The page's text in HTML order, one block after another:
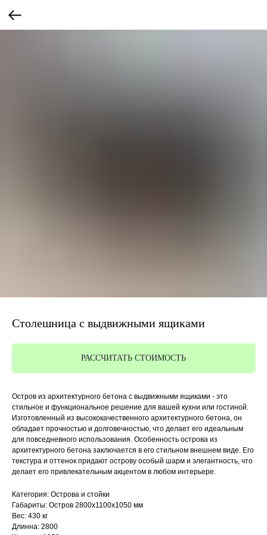
Столешница с выдвижными ящиками
РАССЧИТАТЬ СТОИМОСТЬ
Остров из архитектурного бетона с выдвижными ящиками - это
стильное и функциональное решение для вашей кухни или гостиной.
Изготовленный из высококачественного архитектурного бетона, он
обладает прочностью и долговечностью, что делает его идеальным
для повседневного использования. Особенность острова из
архитектурного бетона заключается в его стильном внешнем виде. Его
текстура и оттенок придают острову особый шарм и элегантность, что
делает его привлекательным акцентом в любом интерьере.
Категория: Острова и стойки
Габариты: Остров 2800x1100x1050 мм
Вес: 430 кг
Длинна: 2800